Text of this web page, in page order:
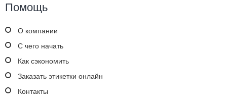
Помощь
О компании
С чего начать
Как сэкономить
Заказать этикетки онлайн
Контакты